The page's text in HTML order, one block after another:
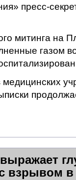
пресс-
митинга на
газом
взрывом